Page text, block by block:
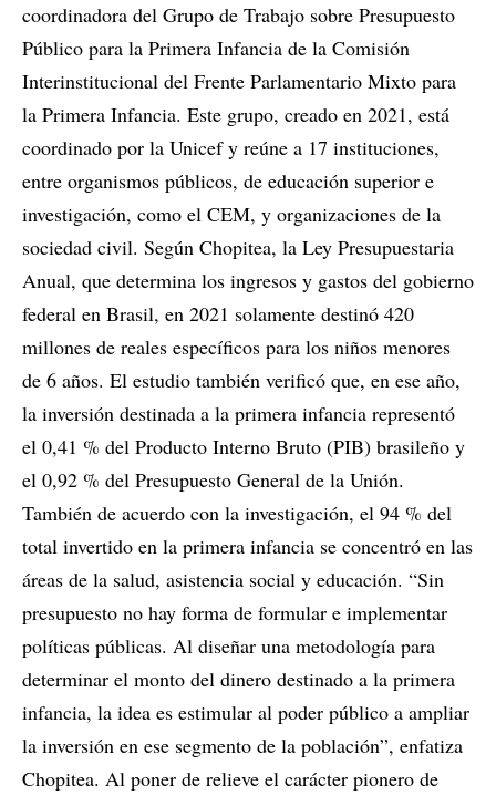
coordinadora del Grupo de Trabajo sobre Presupuesto
Público para la Primera Infancia de la Comisión
Interinstitucional del Frente Parlamentario Mixto para
la Primera Infancia. Este grupo, creado en 2021, está
coordinado por la Unicef y reúne a 17 instituciones,
entre organismos públicos, de educación superior e
investigación, como el CEM, y organizaciones de la
sociedad civil. Según Chopitea, la Ley Presupuestaria
Anual, que determina los ingresos y gastos del gobierno
federal en Brasil, en 2021 solamente destinó 420
millones de reales específicos para los niños menores
de 6 años. El estudio también verificó que, en ese año,
la inversión destinada a la primera infancia representó
el 0,41 % del Producto Interno Bruto (PIB) brasileño y
el 0,92 % del Presupuesto General de la Unión.
También de acuerdo con la investigación, el 94 % del
total invertido en la primera infancia se concentró en las
áreas de la salud, asistencia social y educación. “Sin
presupuesto no hay forma de formular e implementar
políticas públicas. Al diseñar una metodología para
determinar el monto del dinero destinado a la primera
infancia, la idea es estimular al poder público a ampliar
la inversión en ese segmento de la población”, enfatiza
Chopitea. Al poner de relieve el carácter pionero de